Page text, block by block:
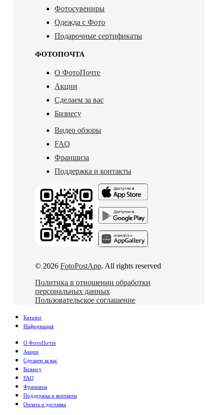
Фотосувениры
Одежда с Фото
Подарочные сертификаты
ФОТОПОЧТА
О ФотоПочте
Акции
Сделаем за вас
Бизнесу
Видео обзоры
FAQ
Франшиза
Поддержка и контакты
© 2026 FotoPostApp. All rights reserved
Политика в отношении обработки
персональных данных
Пользовательское соглашение
Каталог
Информация
О ФотоПочте
Акции
Сделаем за вас
Бизнесу
FAQ
Франшиза
Поддержка и контакты
Оплата и доставка